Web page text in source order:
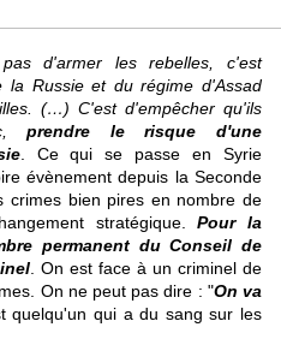
d'armer les rebelles, c'est
la Russie et du régime d'Assad
(…) C'est d'empêcher qu'ils
prendre le risque d'une
. Ce qui se passe en Syrie
évènement depuis la Seconde
crimes bien pires en nombre de
stratégique.Pour la
permanent du Conseil de
. On est face à un criminel de
On ne peut pas dire : "On va
quelqu'un qui a du sang sur les